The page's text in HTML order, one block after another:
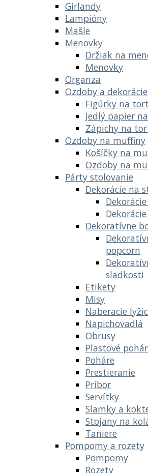
Girlandy
Lampióny
Mašle
Menovky
Držiak na
Menovky
Organza
Ozdoby a
Figúrky na
Jedlý papier
Zápichy na
Ozdoby na muffiny
Košíčky na
Ozdoby na
Párty stolovanie
Dekorácie na
Dekoratívne
popcorn
sladkosti
Etikety
Misy
Naberacie
Napichovadlá
Obrusy
Plastové
Poháre
Prestieranie
Príbor
Servítky
Slamky a
Stojany na
Taniere
Pompomy a rozety
Pompomy
Rozety